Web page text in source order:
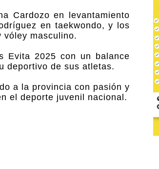
Cardozo en levantamiento
en taekwondo, y los
vóley masculino.
Evita 2025 con un balance
deportivo de sus atletas.
a la provincia con pasión y
el deporte juvenil nacional.